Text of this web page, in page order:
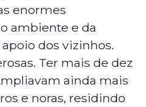
enormes
ambiente e da
dos vizinhos.
Ter mais de dez
ainda mais
e noras, residindo